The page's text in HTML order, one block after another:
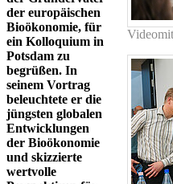
der europäischen
Bioökonomie, für
ein Kolloquium in
Potsdam zu
begrüßen. In
seinem Vortrag
beleuchtete er die
jüngsten globalen
Entwicklungen
der Bioökonomie
und skizzierte
wertvolle